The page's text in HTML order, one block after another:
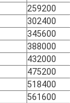
259200
302400
345600
388000
432000
475200
518400
561600